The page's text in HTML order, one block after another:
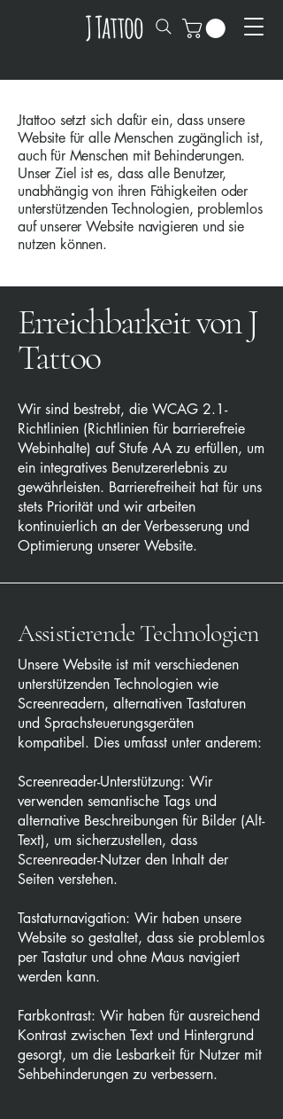
Jtattoo setzt sich dafür ein, dass unsere
Website für alle Menschen zugänglich ist,
auch für Menschen mit Behinderungen.
Unser Ziel ist es, dass alle Benutzer,
unabhängig von ihren Fähigkeiten oder
unterstützenden Technologien, problemlos
auf unserer Website navigieren und sie
nutzen können.
Erreichbarkeit von J
Tattoo
Wir sind bestrebt, die WCAG 2.1-
Richtlinien (Richtlinien für barrierefreie
Webinhalte) auf Stufe AA zu erfüllen, um
ein integratives Benutzererlebnis zu
gewährleisten. Barrierefreiheit hat für uns
stets Priorität und wir arbeiten
kontinuierlich an der Verbesserung und
Optimierung unserer Website.
Assistierende Technologien
Unsere Website ist mit verschiedenen
unterstützenden Technologien wie
Screenreadern, alternativen Tastaturen
und Sprachsteuerungsgeräten
kompatibel. Dies umfasst unter anderem:
Screenreader-Unterstützung: Wir
verwenden semantische Tags und
alternative Beschreibungen für Bilder (Alt-
Text), um sicherzustellen, dass
Screenreader-Nutzer den Inhalt der
Seiten verstehen.
Tastaturnavigation: Wir haben unsere
Website so gestaltet, dass sie problemlos
per Tastatur und ohne Maus navigiert
werden kann.
Farbkontrast: Wir haben für ausreichend
Kontrast zwischen Text und Hintergrund
gesorgt, um die Lesbarkeit für Nutzer mit
Sehbehinderungen zu verbessern.